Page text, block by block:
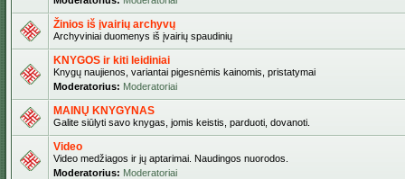
Žinios iš įvairių archyvų
Archyviniai duomenys iš įvairių spaudinių
KNYGOS ir kiti leidiniai
Knygų naujienos, variantai pigesnėmis kainomis, pristatymai
Moderatorius: Moderatoriai
MAINŲ KNYGYNAS
Galite siūlyti savo knygas, jomis keistis, parduoti, dovanoti.
Video
Video medžiagos ir jų aptarimai. Naudingos nuorodos.
Moderatorius: Moderatoriai